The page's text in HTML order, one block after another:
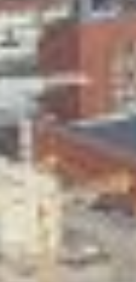
Skeittihalli
Varhaiskasvatus
Ateria- ja välipalamaksut
Mämminiemi
Taideapteekki
Kirjasto
Valon Kaupunki